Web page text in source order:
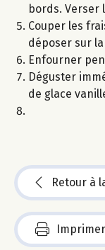
bords. Verser
Couper les
déposer sur
Enfourner
Déguster
de glace
Retour à